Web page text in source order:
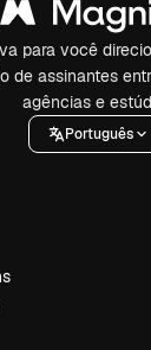
para você
de assinantes
agências e
Português